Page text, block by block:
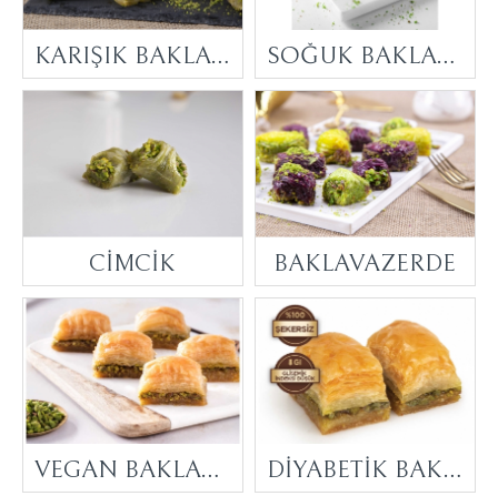
KARIŞIK BAKLAVA SOĞUK BAKLAVA
CİMCİK BAKLAVAZERDE
VEGAN BAKLAVA DİYABETİK BAKLAVA